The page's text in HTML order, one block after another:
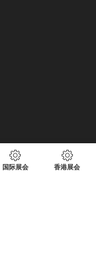
备17013133号
国际展会 香港展会